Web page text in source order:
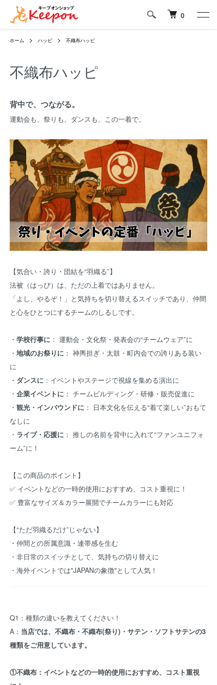
0
ホーム ハッピ 不織布ハッピ
不織布ハッピ
背中で、つながる。
運動会も、祭りも、ダンスも、この一着で。
【気合い・誇り・団結を“羽織る”】
法被（はっぴ）は、ただの上着ではありません。
「よし、やるぞ！」と気持ちを切り替えるスイッチであり、仲間
と心をひとつにするチームのしるしです。
・ 学校行事に ： 運動会・文化祭・発表会の“チームウェア”に
・ 地域のお祭りに ： 神輿担ぎ・太鼓・町内会での誇りある装い
に
・ ダンスに ：イベントやステージで視線を集める演出に
・ 企業イベントに ： チームビルディング・研修・販売促進に
・ 観光・インバウンドに ： 日本文化を伝える“着て楽しい”おもて
なしに
・ ライブ・応援に ： 推しの名前を背中に入れて“ファンユニフォ
ーム”に！
【この商品のポイント】
✅ イベントなどの一時的使用におすすめ、コスト重視に！
✅ 豊富なサイズ＆カラー展開でチームカラーにも対応
【“ただ羽織るだけ”じゃない】
・仲間との所属意識・連帯感を生む
・非日常のスイッチとして、気持ちの切り替えに
・海外イベントでは"JAPANの象徴"として人気！
Q1：種類の違いを教えてください！
A： 当店では、不織布・不織布(祭り)・サテン・ソフトサテンの3
種類をご用意しています。
①不織布：イベントなどの一時的使用におすすめ、コスト重視